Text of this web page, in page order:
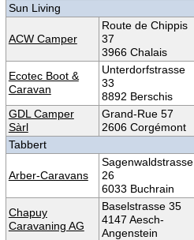
Sun Living
ACW Camper
Route de Chippis
37
3966 Chalais
Ecotec Boot &
Caravan
Unterdorfstrasse
33
8892 Berschis
GDL Camper
Sàrl
Grand-Rue 57
2606 Corgémont
Tabbert
Arber-Caravans
Sagenwaldstrasse
26
6033 Buchrain
Chapuy
Caravaning AG
Baselstrasse 35
4147 Aesch-
Angenstein